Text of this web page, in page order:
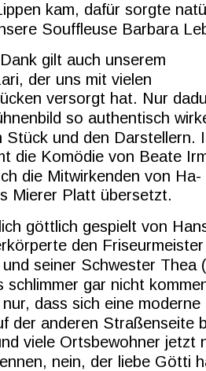
kam, dafür sorgte
Souffleuse Barbara
gilt auch unserem
der uns mit vielen
versorgt hat. Nur
so authentisch
Stück und den Darstellern.
die Komödie von Beate
die Mitwirkenden von Ha-
Mierer Platt übersetzt.
göttlich gespielt von
den
und seiner Schwester Thea
schlimmer gar nicht
dass sich eine moderne
der anderen Straßenseite
viele Ortsbewohner jetzt
nein, der liebe Götti